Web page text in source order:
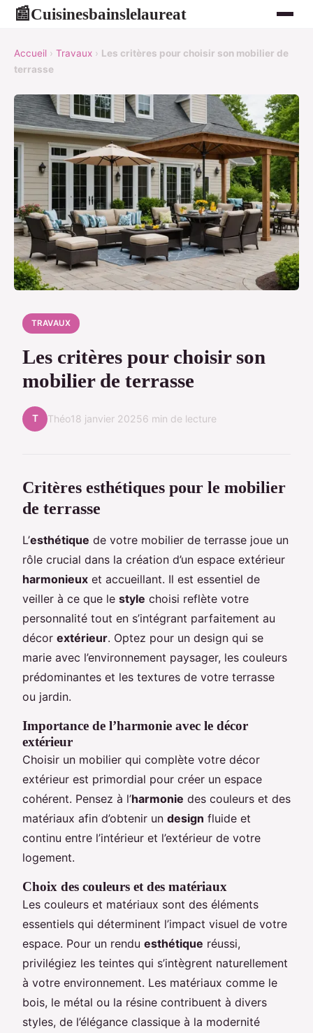
📰Cuisinesbainslelaureat
Accueil › Travaux › Les critères pour choisir son mobilier de
terrasse
TRAVAUX
Les critères pour choisir son
mobilier de terrasse
T Théo18 janvier 20256 min de lecture
Critères esthétiques pour le mobilier
de terrasse
L’esthétique de votre mobilier de terrasse joue un
rôle crucial dans la création d’un espace extérieur
harmonieux et accueillant. Il est essentiel de
veiller à ce que le style choisi reflète votre
personnalité tout en s’intégrant parfaitement au
décor extérieur. Optez pour un design qui se
marie avec l’environnement paysager, les couleurs
prédominantes et les textures de votre terrasse
ou jardin.
Importance de l’harmonie avec le décor
extérieur
Choisir un mobilier qui complète votre décor
extérieur est primordial pour créer un espace
cohérent. Pensez à l’harmonie des couleurs et des
matériaux afin d’obtenir un design fluide et
continu entre l’intérieur et l’extérieur de votre
logement.
Choix des couleurs et des matériaux
Les couleurs et matériaux sont des éléments
essentiels qui déterminent l’impact visuel de votre
espace. Pour un rendu esthétique réussi,
privilégiez les teintes qui s’intègrent naturellement
à votre environnement. Les matériaux comme le
bois, le métal ou la résine contribuent à divers
styles, de l’élégance classique à la modernité